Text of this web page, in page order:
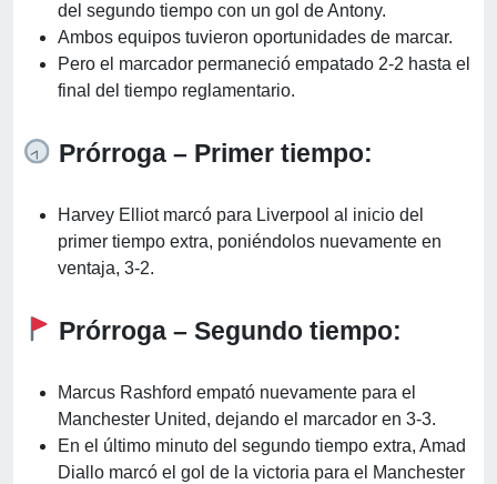
del segundo tiempo con un gol de Antony.
Ambos equipos tuvieron oportunidades de marcar.
Pero el marcador permaneció empatado 2-2 hasta el
final del tiempo reglamentario.
Prórroga – Primer tiempo:
Harvey Elliot marcó para Liverpool al inicio del
primer tiempo extra, poniéndolos nuevamente en
ventaja, 3-2.
Prórroga – Segundo tiempo:
Marcus Rashford empató nuevamente para el
Manchester United, dejando el marcador en 3-3.
En el último minuto del segundo tiempo extra, Amad
Diallo marcó el gol de la victoria para el Manchester